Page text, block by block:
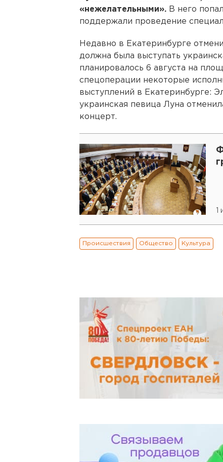
«нежелательными». В него
поддержали проведение
Недавно в Екатеринбурге
должна была выступать
планировалось 6 августа на
спецоперации некоторые
выступлений в Екатеринбурге:
украинская певица Луна
концерт.
Происшествия Общество Культура